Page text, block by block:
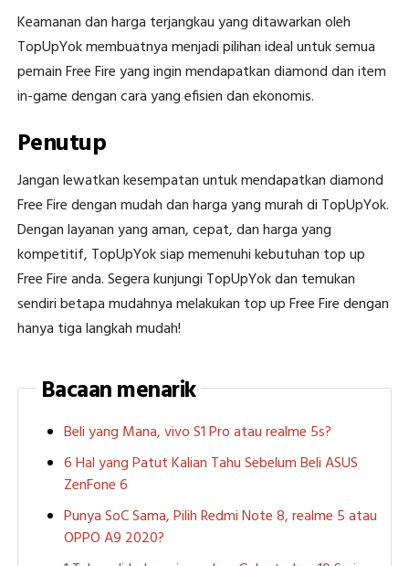
Keamanan dan harga terjangkau yang ditawarkan oleh
TopUpYok membuatnya menjadi pilihan ideal untuk semua
pemain Free Fire yang ingin mendapatkan diamond dan item
in-game dengan cara yang efisien dan ekonomis.
Penutup
Jangan lewatkan kesempatan untuk mendapatkan diamond
Free Fire dengan mudah dan harga yang murah di TopUpYok.
Dengan layanan yang aman, cepat, dan harga yang
kompetitif, TopUpYok siap memenuhi kebutuhan top up
Free Fire anda. Segera kunjungi TopUpYok dan temukan
sendiri betapa mudahnya melakukan top up Free Fire dengan
hanya tiga langkah mudah!
Bacaan menarik
Beli yang Mana, vivo S1 Pro atau realme 5s?
6 Hal yang Patut Kalian Tahu Sebelum Beli ASUS
ZenFone 6
Punya SoC Sama, Pilih Redmi Note 8, realme 5 atau
OPPO A9 2020?